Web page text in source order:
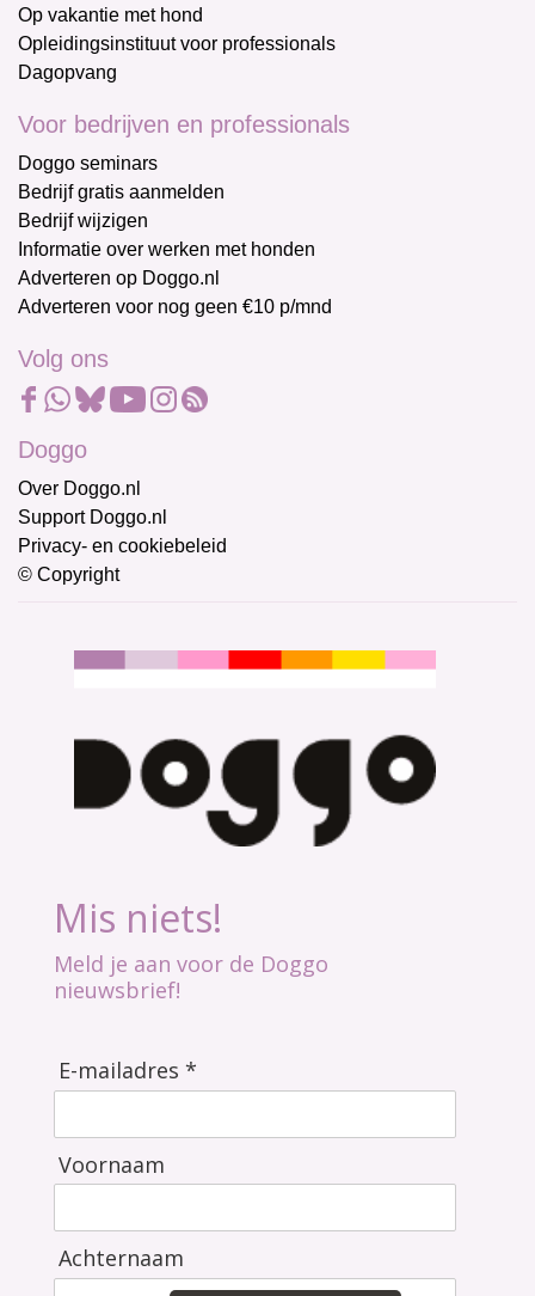
Op vakantie met hond
Opleidingsinstituut voor professionals
Dagopvang
Voor bedrijven en professionals
Doggo seminars
Bedrijf gratis aanmelden
Bedrijf wijzigen
Informatie over werken met honden
Adverteren op Doggo.nl
Adverteren voor nog geen €10 p/mnd
Volg ons
Doggo
Over Doggo.nl
Support Doggo.nl
Privacy- en cookiebeleid
© Copyright
Mis niets!
Meld je aan voor de Doggo
nieuwsbrief!
E-mailadres *
Voornaam
Achternaam